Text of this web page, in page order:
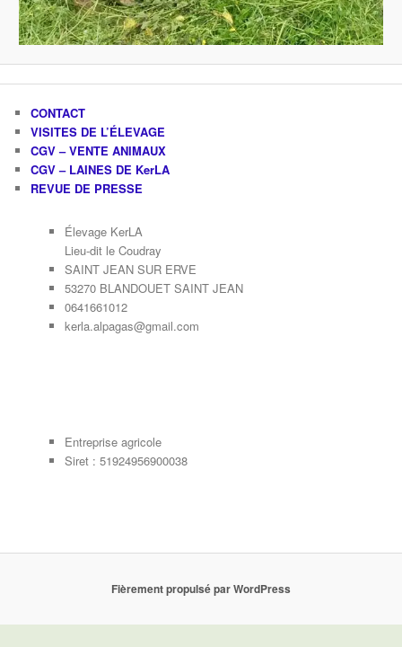
CONTACT
VISITES DE L’ÉLEVAGE
CGV – VENTE ANIMAUX
CGV – LAINES DE KerLA
REVUE DE PRESSE
Élevage KerLA
Lieu-dit le Coudray
SAINT JEAN SUR ERVE
53270 BLANDOUET SAINT JEAN
0641661012
kerla.alpagas@gmail.com
Entreprise agricole
Siret : 51924956900038
Fièrement propulsé par WordPress